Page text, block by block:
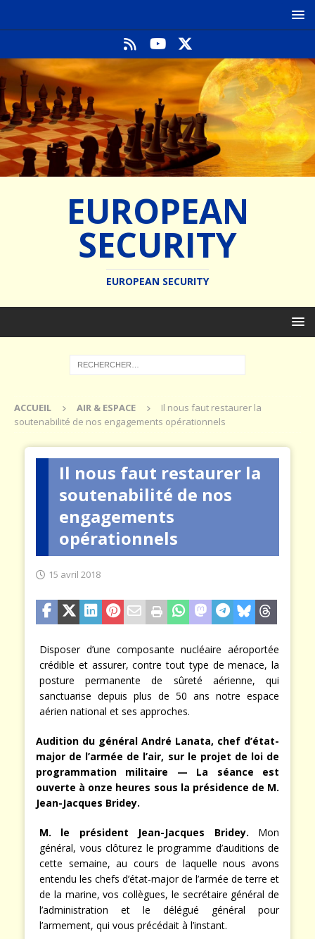
EUROPEAN
SECURITY
EUROPEAN SECURITY
ACCUEIL AIR & ESPACE
Il nous faut restaurer la
soutenabilité de nos engagements opérationnels
Il nous faut restaurer la
soutenabilité de nos
engagements
opérationnels
15 avril 2018
Disposer d’une composante nucléaire aéroportée
crédible et assurer, contre tout type de menace, la
posture permanente de sûreté aérienne, qui
sanctuarise depuis plus de 50 ans notre espace
aérien national et ses approches.
Audition du général André Lanata, chef d’état-
major de l’armée de l’air, sur le projet de loi de
programmation militaire — La séance est
ouverte à onze heures sous la présidence de M.
Jean-Jacques Bridey.
M. le président Jean-Jacques Bridey. Mon
général, vous clôturez le programme d’auditions de
cette semaine, au cours de laquelle nous avons
entendu les chefs d’état-major de l’armée de terre et
de la marine, vos collègues, le secrétaire général de
l’administration et le délégué général pour
l’armement, qui vous précédait à l’instant.